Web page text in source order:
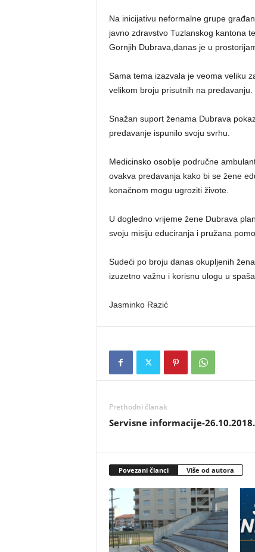
Na inicijativu neformalne grupe
javno zdravstvo Tuzlanskog kantona
Gornjih Dubrava,danas je u
Sama tema izazvala je veoma veliku
velikom broju prisutnih na predavanju.
Snažan suport ženama Dubrava
predavanje ispunilo svoju svrhu.
Medicinsko osoblje područne
ovakva predavanja kako bi se žene
konačnom mogu ugroziti živote.
U dogledno vrijeme žene Dubrava
svoju misiju educiranja i pružana
Sudeći po broju danas okupljenih
izuzetno važnu i korisnu ulogu u
Jasminko Razić
Prethodni članak
Servisne informacije-26.10.2018.
Povezani članci Više od autora